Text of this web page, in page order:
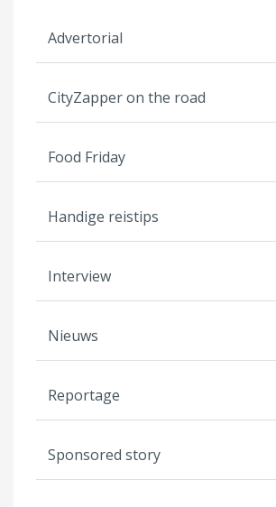
Advertorial
CityZapper on the road
Food Friday
Handige reistips
Interview
Nieuws
Reportage
Sponsored story